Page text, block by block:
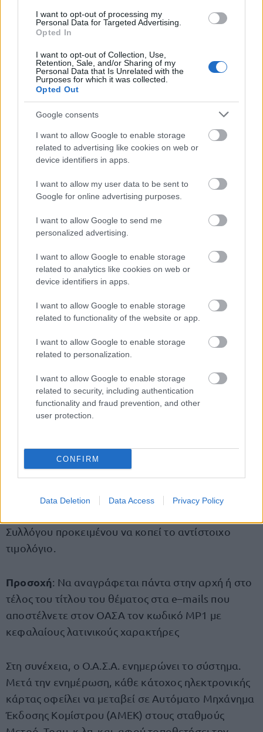
I want to opt-out of processing my
Personal Data for Targeted Advertising.
Opted In
I want to opt-out of Collection, Use,
Retention, Sale, and/or Sharing of my
Personal Data that Is Unrelated with the
Purposes for which it was collected.
Opted Out
Google consents
I want to allow Google to enable storage
related to advertising like cookies on web or
device identifiers in apps.
I want to allow my user data to be sent to
Google for online advertising purposes.
I want to allow Google to send me
personalized advertising.
I want to allow Google to enable storage
related to analytics like cookies on web or
device identifiers in apps.
I want to allow Google to enable storage
related to functionality of the website or app.
I want to allow Google to enable storage
related to personalization.
I want to allow Google to enable storage
related to security, including authentication
functionality and fraud prevention, and other
user protection.
CONFIRM
Data Deletion Data Access Privacy Policy
πίνακα και συγκεντρώσουν τα αντίστοιχα
χρηματικά ποσά, θα μεταβούν και θα τα
λογαριασμούς:
ΕΤΕ: GR23 0110 1180 0000 1180 0247 246
ΤΡΑΠΕΖΑ ΠΕΙΡΑΙΩΣ: GR15 0172 0260 0050 2600
8672 498
ALPHA BANK: GR91 0140 3580 3580 0200 2000 717
EUROBANK: GR05 0260 0190 0005 0020 1077 366
καταθετήριο. Το όνομα του καταθετηρίου στην
αιτιολογία θα είναι το όνομα του Συλλόγου ή του
αποστείλουν ηλεκτρονικά στον ΟΑΣΑ, email
ΠΡΟΣ: elenisak@oasa.grμε
ΚΟΙΝΟΠΟΙΗΣΗ:dimitrat@oasa.gr
τον πίνακα (excel) και το σχετικό καταθετήριο της
τράπεζας.
Συλλόγου προκειμένου να κοπεί το αντίστοιχο
τιμολόγιο.
Προσοχή: Να αναγράφεται πάντα στην αρχή ή στο
τέλος του τίτλου του θέματος στα e–mails που
αποστέλνετε στον ΟΑΣΑ τον κωδικό MP1 με
κεφαλαίους λατινικούς χαρακτήρες
Στη συνέχεια, ο Ο.Α.Σ.Α. ενημερώνει το σύστημα.
Μετά την ενημέρωση, κάθε κάτοχος ηλεκτρονικής
κάρτας οφείλει να μεταβεί σε Αυτόματο Μηχάνημα
Έκδοσης Κομίστρου (ΑΜΕΚ) στους σταθμούς